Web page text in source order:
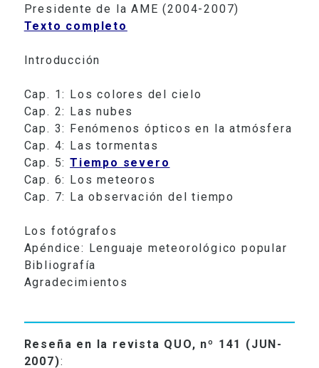
Presidente de la AME (2004-2007)
Texto completo
Introducción
Cap. 1: Los colores del cielo
Cap. 2: Las nubes
Cap. 3: Fenómenos ópticos en la atmósfera
Cap. 4: Las tormentas
Cap. 5:Tiempo severo
Cap. 6: Los meteoros
Cap. 7: La observación del tiempo
Los fotógrafos
Apéndice: Lenguaje meteorológico popular
Bibliografía
Agradecimientos
Reseña en la revista QUO, nº 141 (JUN-
2007):